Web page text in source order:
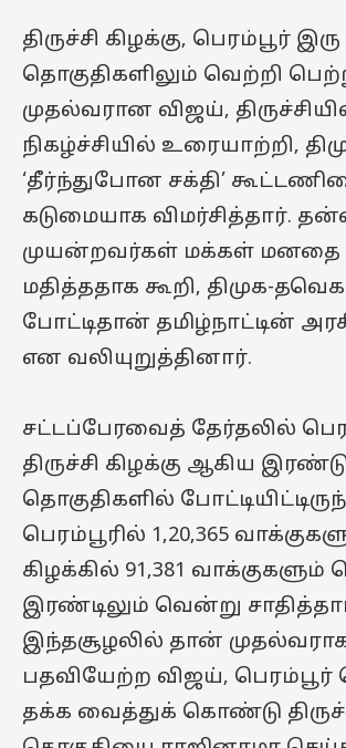
திருச்சி கிழக்கு, பெரம்பூர் இரு
தொகுதிகளிலும் வெற்றி
முதல்வரான விஜய்,
நிகழ்ச்சியில் உரையாற்றி,
‘தீர்ந்துபோன சக்தி’
கடுமையாக விமர்சித்தார்.
முயன்றவர்கள் மக்கள் மனதை
மதித்ததாக கூறி, திமுக-தவெக
போட்டிதான் தமிழ்நாட்டின்
என வலியுறுத்தினார்.
சட்டப்பேரவைத் தேர்தலில்
திருச்சி கிழக்கு ஆகிய
தொகுதிகளில்
பெரம்பூரில் 1,20,365
கிழக்கில் 91,381 வாக்குகளும்
இரண்டிலும் வென்று
இந்தசூழலில் தான்
பதவியேற்ற விஜய், பெரம்பூர்
தக்க வைத்துக் கொண்டு